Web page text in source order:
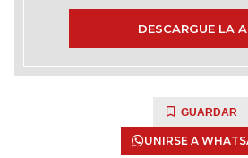
DESCARGUE LA
GUARDAR
UNIRSE A